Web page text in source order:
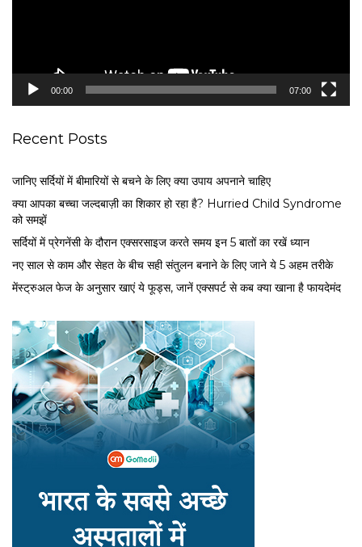
00:00 07:00
Recent Posts
जानिए सर्दियों में बीमारियों से बचने के लिए क्या उपाय अपनाने चाहिए
क्या आपका बच्चा जल्दबाज़ी का शिकार हो रहा है? Hurried Child Syndrome
को समझें
सर्द‍ियों में प्रेगनेंसी के दौरान एक्सरसाइज करते समय इन 5 बातों का रखें ध्यान
नए साल से काम और सेहत के बीच सही संतुलन बनाने के लिए जाने ये 5 अहम तरीके
मेंस्ट्रुअल फेज के अनुसार खाएं ये फूड्स, जानें एक्सपर्ट से कब क्या खाना है फायदेमंद